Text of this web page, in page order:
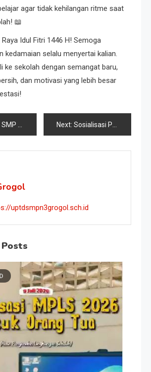
agar tidak kehilangan ritme saat
📖
Idul Fitri 1446 H! Semoga
kedamaian selalu menyertai kalian.
ke sekolah dengan semangat baru,
dan motivasi yang lebih besar
SMP Negeri 3 Grogol Implementasikan Dimensi P5 dalam Kegiatan Berbagi Zakat Next: Sosialisasi Pendidikan untuk Masa Depan yang Gemilang!
uptdsmpn3grogol.sch.id